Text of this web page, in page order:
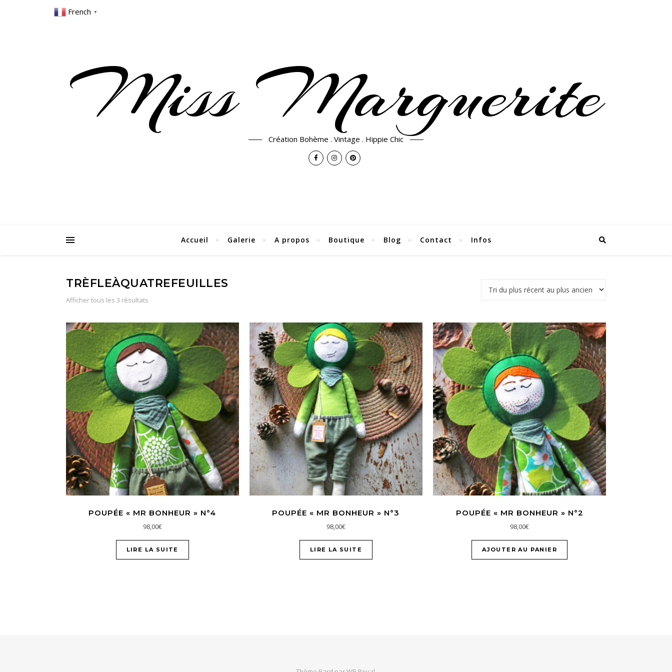
Miss Marguerite
Création Bohème . Vintage . Hippie Chic
Accueil Galerie A propos Boutique Blog Contact Infos
TRÈFLEÀQUATREFEUILLES
Afficher tous les 3 résultats
POUPÉE « MR BONHEUR » N°4
98,00€
LIRE LA SUITE
POUPÉE « MR BONHEUR » N°3
98,00€
LIRE LA SUITE
POUPÉE « MR BONHEUR » N°2
98,00€
AJOUTER AU PANIER
French ▼